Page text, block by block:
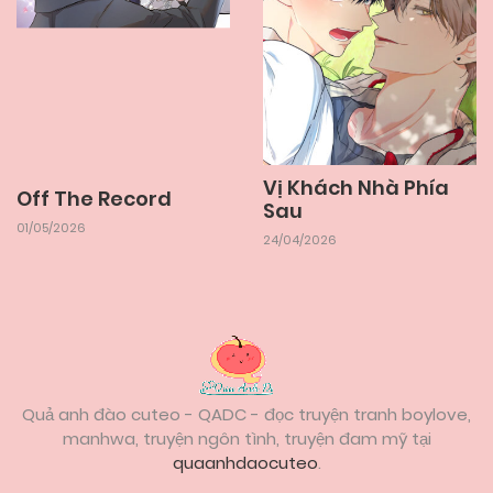
Chapter 8 22/05/2026
Chapter 5
Off The Record
01/05/2026
Vị Khách Nhà Phía
Sau
24/04/2026
Quả anh đào cuteo - QADC - đọc truyện tranh boylove,
manhwa, truyện ngôn tình, truyện đam mỹ tại
quaanhdaocuteo.